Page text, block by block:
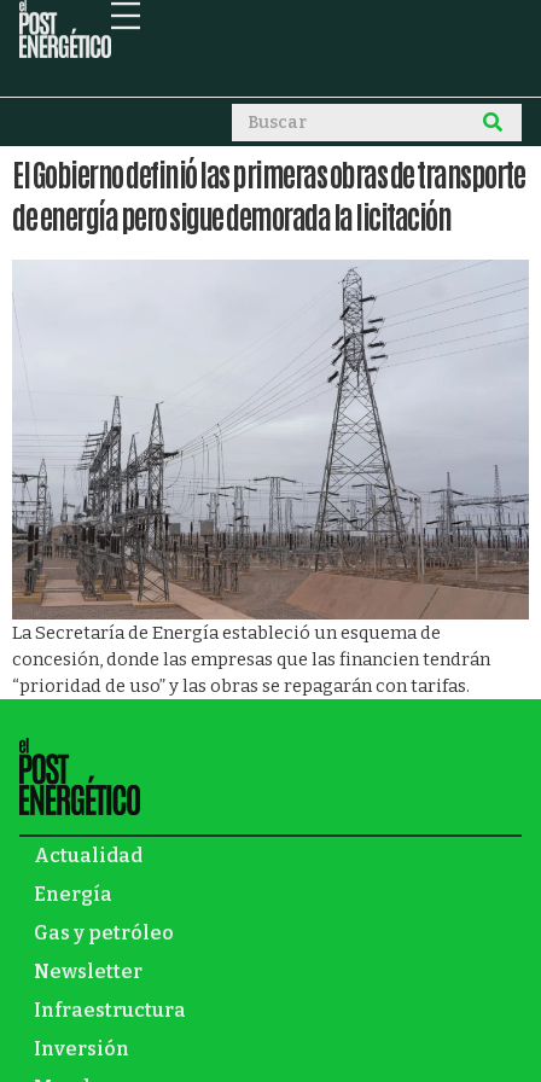
El Gobierno definió las primeras obras de transporte
de energía pero sigue demorada la licitación
La Secretaría de Energía estableció un esquema de
concesión, donde las empresas que las financien tendrán
“prioridad de uso” y las obras se repagarán con tarifas.
Actualidad
Energía
Gas y petróleo
Newsletter
Infraestructura
Inversión